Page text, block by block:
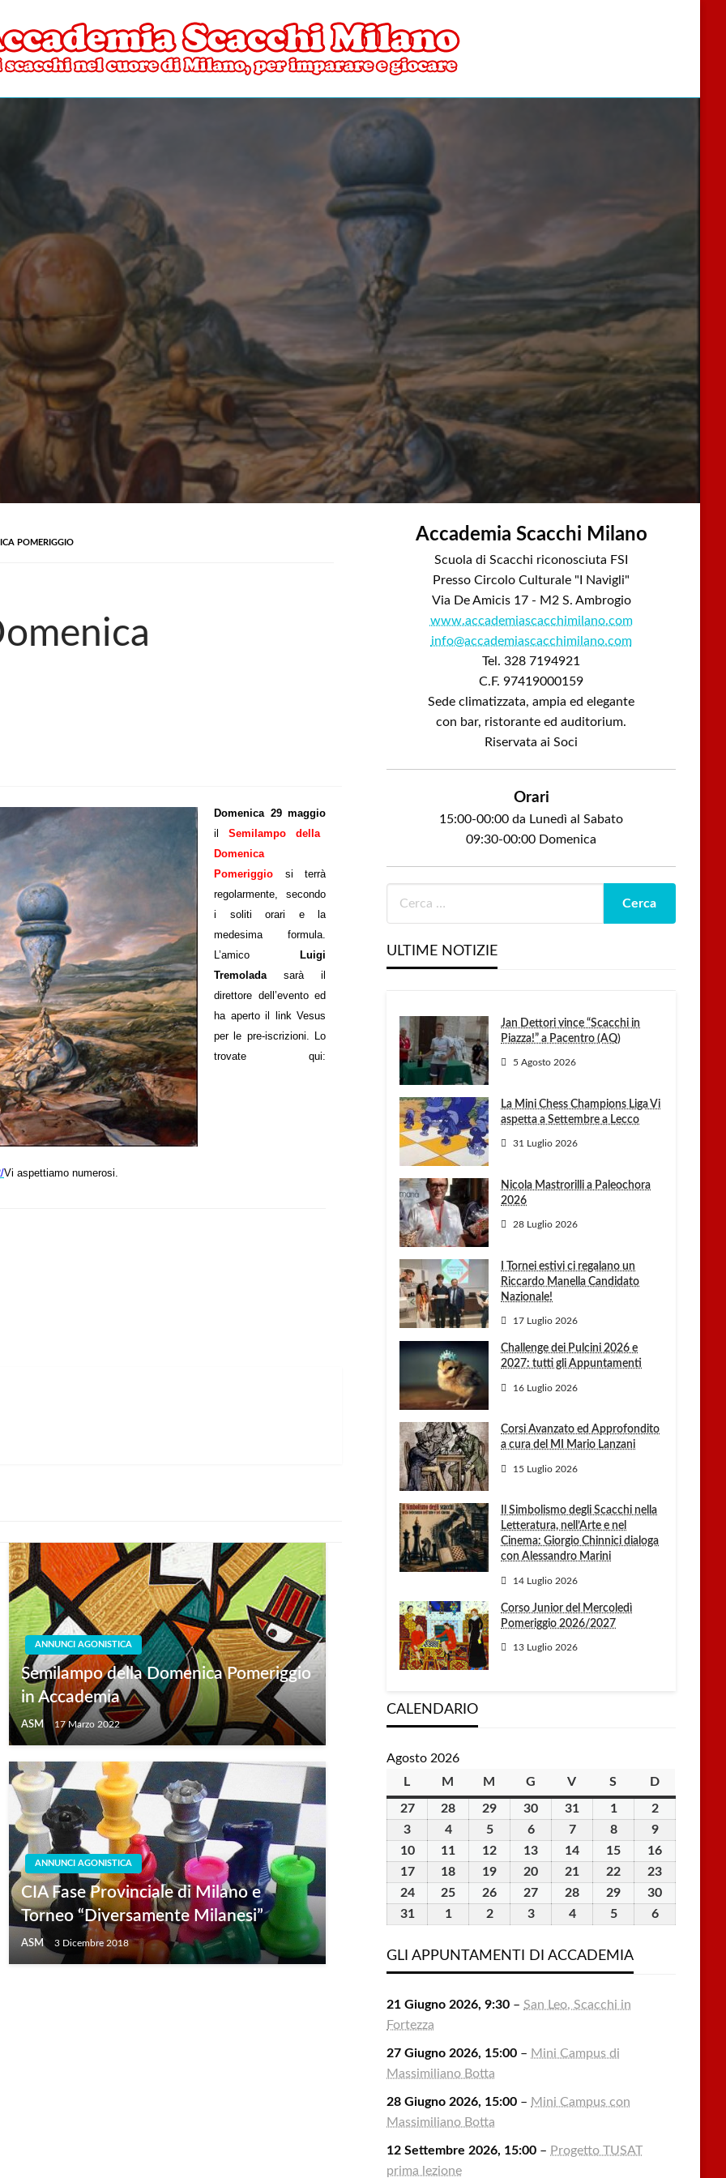
Scacchi Milano
di Milano
POMERIGGIO
Domenica 29 maggio
il Semilampo della
Domenica
Pomeriggio si terrà
regolarmente, secondo
i soliti orari e la
medesima formula.
L’amico
Luigi
Tremoladasarà il
direttore dell’evento ed
ha aperto il link Vesus
per le pre-iscrizioni. Lo
trovate qui:
Vi aspettiamo numerosi.
ANNUNCI AGONISTICA
Semilampo della Domenica Pomeriggio
in Accademia
ASM 17 Marzo 2022
ANNUNCI AGONISTICA
CIA Fase Provinciale di Milano e
Torneo “Diversamente Milanesi”
ASM 3 Dicembre 2018
Accademia Scacchi Milano
Scuola di Scacchi riconosciuta FSI
Presso Circolo Culturale "I Navigli"
Via De Amicis 17 - M2 S. Ambrogio
www.accademiascacchimilano.com
info@accademiascacchimilano.com
Tel. 328 7194921
C.F. 97419000159
Sede climatizzata, ampia ed elegante
con bar, ristorante ed auditorium.
Riservata ai Soci
Orari
15:00-00:00 da Lunedì al Sabato
09:30-00:00 Domenica
ULTIME NOTIZIE
Jan Dettori vince “Scacchi in
Piazza!” a Pacentro (AQ)
5 Agosto 2026
La Mini Chess Champions Liga Vi
aspetta a Settembre a Lecco
31 Luglio 2026
Nicola Mastrorilli a Paleochora
2026
28 Luglio 2026
I Tornei estivi ci regalano un
Riccardo Manella Candidato
Nazionale!
17 Luglio 2026
Challenge dei Pulcini 2026 e
2027: tutti gli Appuntamenti
16 Luglio 2026
Corsi Avanzato ed Approfondito
a cura del MI Mario Lanzani
15 Luglio 2026
Il Simbolismo degli Scacchi nella
Letteratura, nell’Arte e nel
Cinema: Giorgio Chinnici dialoga
con Alessandro Marini
14 Luglio 2026
Corso Junior del Mercoledì
Pomeriggio 2026/2027
13 Luglio 2026
CALENDARIO
Agosto 2026
L lunedìM martedì
M mercoledì
G giovedì
V venerdì
S sabatoDdomenica
2727
Luglio
2026
28
Luglio
2026
29
Luglio
2026
30
Luglio
2026
31
Luglio
2026
11
Agosto
2026
22
Agosto
2026
3
Agosto
2026
44
Agosto
2026
55
Agosto
2026
66
Agosto
2026
77
Agosto
2026
88
Agosto
2026
99
Agosto
2026
1010
Agosto
2026
11
Agosto
2026
12
Agosto
2026
13
Agosto
2026
14
Agosto
2026
15
Agosto
2026
16
1717
Agosto
18
Agosto
19
Agosto
20
Agosto
21
Agosto
22
Agosto
23
2424
Agosto
25
Agosto
26
Agosto
27
Agosto
28
Agosto
29
Agosto
30
3131
2026
11
2026
22
2026
33
2026
44
2026
55
2026
66
GLI APPUNTAMENTI DI ACCADEMIA
21 Giugno 2026, 9:30 –San Leo, Scacchi in
Fortezza
27 Giugno 2026, 15:00 – Mini Campus di
Massimiliano Botta
28 Giugno 2026, 15:00 – Mini Campus con
Massimiliano Botta
12 Settembre 2026, 15:00 – Progetto TUSAT
prima lezione